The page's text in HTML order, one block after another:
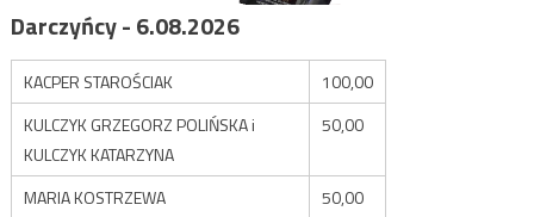
Darczyńcy - 6.08.2026
KACPER STAROŚCIAK
100,00
KULCZYK GRZEGORZ POLIŃSKA i
KULCZYK KATARZYNA
50,00
MARIA KOSTRZEWA
50,00